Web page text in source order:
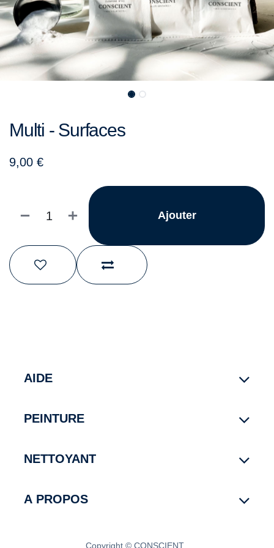
Multi - Surfaces
9,00 €
Ajouter
AIDE
PEINTURE
NETTOYANT
A PROPOS
Copyright © CONSCIENT